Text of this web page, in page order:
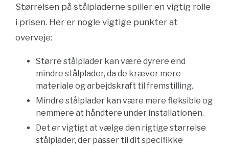
Størrelsen på stålpladerne spiller en vigtig rolle
i prisen. Her er nogle vigtige punkter at
overveje:
Større stålplader kan være dyrere end
mindre stålplader, da de kræver mere
materiale og arbejdskraft til fremstilling.
Mindre stålplader kan være mere fleksible og
nemmere at håndtere under installationen.
Det er vigtigt at vælge den rigtige størrelse
stålplader, der passer til dit specifikke